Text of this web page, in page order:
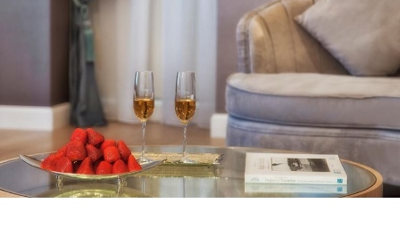
الرقم
التسلسلي
للخصم
رمز
الشركة
حاضر